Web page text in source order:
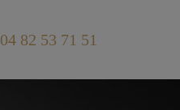
04 82 53 71 51